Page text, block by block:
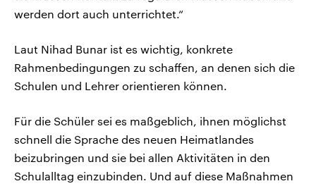
werden dort auch unterrichtet.“
Laut Nihad Bunar ist es wichtig, konkrete
Rahmenbedingungen zu schaffen, an denen sich die
Schulen und Lehrer orientieren können.
Für die Schüler sei es maßgeblich, ihnen möglichst
schnell die Sprache des neuen Heimatlandes
beizubringen und sie bei allen Aktivitäten in den
Schulalltag einzubinden. Und auf diese Maßnahmen